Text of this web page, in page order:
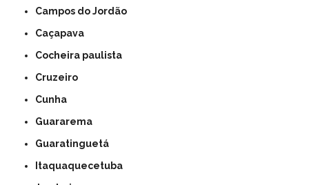
Campos do Jordão
Caçapava
Cocheira paulista
Cruzeiro
Cunha
Guararema
Guaratinguetá
Itaquaquecetuba